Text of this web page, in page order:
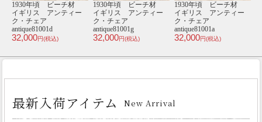
1940年頃 オーク材
フランス アンティー
ク・ミラー
antique65620
38,000円(税込)
1940年頃 エルム材
イギリス アンティー
ク・チェア
antique80568a
33,000円(税込)
1930年頃 ビーチ材
イギリス アンティー
ク・チェア
antique81039b
33,000円(税込)